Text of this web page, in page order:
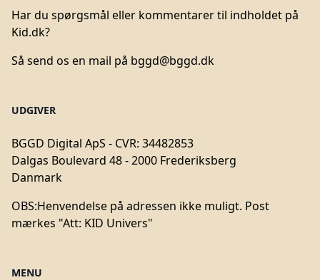
Har du spørgsmål eller kommentarer til indholdet på
Kid.dk?
Så send os en mail på bggd@bggd.dk
UDGIVER
BGGD Digital ApS - CVR: 34482853
Dalgas Boulevard 48 - 2000 Frederiksberg
Danmark
OBS:Henvendelse på adressen ikke muligt. Post
mærkes "Att: KID Univers"
MENU